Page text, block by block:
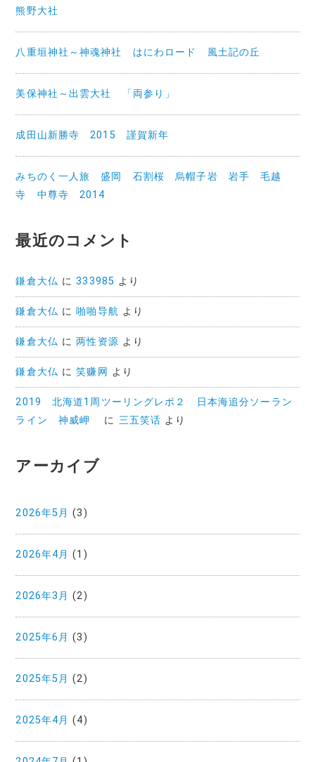
ン
熊野大社
八重垣神社～神魂神社 はにわロード 風土記の丘
美保神社～出雲大社 「両参り」
成田山新勝寺 2015 謹賀新年
みちのく一人旅 盛岡 石割桜 烏帽子岩 岩手 毛越
寺 中尊寺 2014
最近のコメント
鎌倉大仏 に333985 より
鎌倉大仏 に啪啪导航 より
鎌倉大仏 に两性资源 より
鎌倉大仏 に笑赚网 より
2019 北海道1周ツーリングレポ２ 日本海追分ソーラン
ライン 神威岬
に 三五笑话 より
アーカイブ
2026年5月 (3)
2026年4月 (1)
2026年3月 (2)
2025年6月 (3)
2025年5月 (2)
2025年4月 (4)